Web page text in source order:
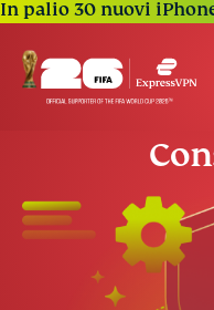
In palio 30 nuovi